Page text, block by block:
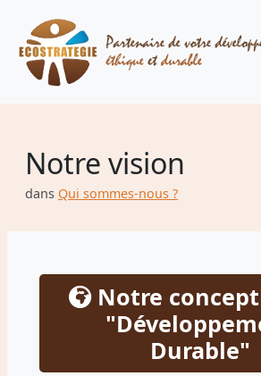
Notre vision
dans Qui sommes-nous ?
Notre
Durable"